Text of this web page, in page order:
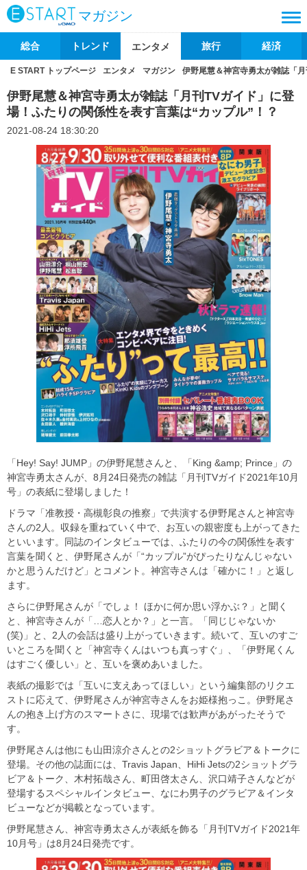
マガジン
総合 トレンド エンタメ 旅行 経済
E START トップページ エンタメ マガジン 伊野尾慧＆神宮寺勇太が雑誌「
伊野尾慧＆神宮寺勇太が雑誌「月刊TVガイド」に登
場！ふたりの関係性を表す言葉は“カップル”！？
2021-08-24 18:30:20
「Hey! Say! JUMP」の伊野尾慧さんと、「King &amp; Prince」の
神宮寺勇太さんが、8月24日発売の雑誌「月刊TVガイド2021年10月
号」の表紙に登場しました！
ドラマ「准教授・高槻彰良の推察」で共演する伊野尾さんと神宮寺
さんの2人。収録を重ねていく中で、お互いの親密度も上がってきた
といいます。同誌のインタビューでは、ふたりの今の関係性を表す
言葉を聞くと、伊野尾さんが「“カップル”がぴったりなんじゃない
かと思うんだけど」とコメント。神宮寺さんは「確かに！」と返し
ます。
さらに伊野尾さんが「でしょ！ ほかに何か思い浮かぶ？」と聞く
と、神宮寺さんが「…恋人とか？」と一言。「同じじゃないか
(笑)」と、2人の会話は盛り上がっていきます。続いて、互いのすご
いところを聞くと「神宮寺くんはいつも真っすぐ」、「伊野尾くん
はすごく優しい」と、互いを褒めあいました。
表紙の撮影では「互いに支えあってほしい」という編集部のリクエ
ストに応えて、伊野尾さんが神宮寺さんをお姫様抱っこ。伊野尾さ
んの抱き上げ方のスマートさに、現場では歓声があがったそうで
す。
伊野尾さんは他にも山田涼介さんとの2ショットグラビア＆トークに
登場。その他の誌面には、Travis Japan、HiHi Jetsの2ショットグラ
ビア＆トーク、木村拓哉さん、町田啓太さん、沢口靖子さんなどが
登場するスペシャルインタビュー、なにわ男子のグラビア＆インタ
ビューなどが掲載となっています。
伊野尾慧さん、神宮寺勇太さんが表紙を飾る「月刊TVガイド2021年
10月号」は8月24日発売です。